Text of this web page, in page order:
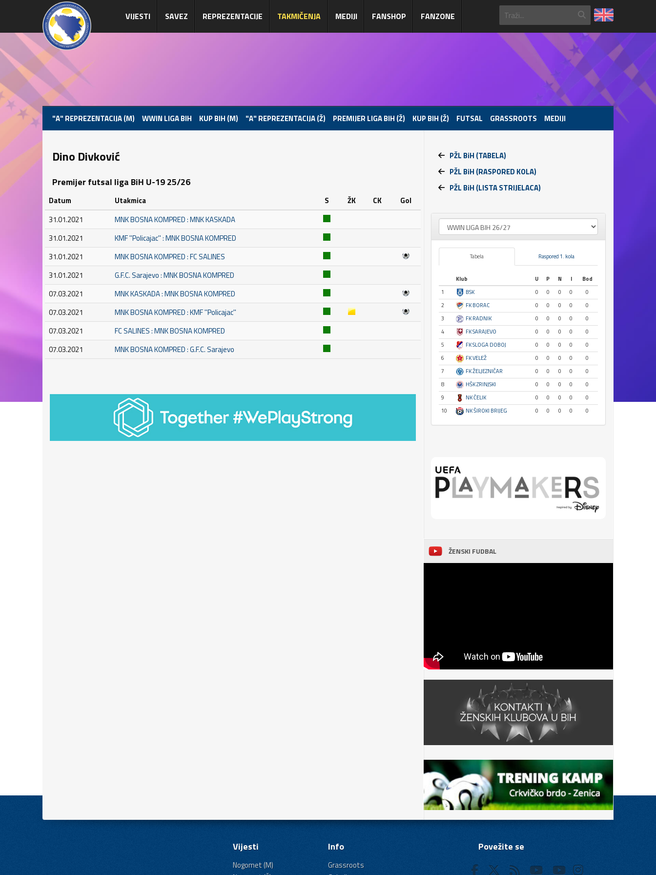
VIJESTI SAVEZ REPREZENTACIJE TAKMIČENJA MEDIJI FANSHOP FANZONE
"A" REPREZENTACIJA (M) WWIN LIGA BIH KUP BIH (M) "A" REPREZENTACIJA (Ž) PREMIJER LIGA BIH (Ž) KUP BIH (Ž) FUTSAL GRASSROOTS MEDIJI
Dino Divković
Premijer futsal liga BiH U-19 25/26
Datum Utakmica S ŽK CK
Gol
31.01.2021
MNK BOSNA KOMPRED : MNK KASKADA
31.01.2021
KMF ''Policajac'' : MNK BOSNA KOMPRED
31.01.2021
MNK BOSNA KOMPRED : FC SALINES
31.01.2021
G.F.C. Sarajevo : MNK BOSNA KOMPRED
07.03.2021
MNK KASKADA : MNK BOSNA KOMPRED
07.03.2021
MNK BOSNA KOMPRED : KMF ''Policajac''
07.03.2021
FC SALINES : MNK BOSNA KOMPRED
07.03.2021
MNK BOSNA KOMPRED : G.F.C. Sarajevo
PŽL BiH (TABELA)
PŽL BiH (RASPORED KOLA)
PŽL BiH (LISTA STRIJELACA)
Tabela Raspored 1. kola
Klub U P N I
Bod
1
BSK 0 0 0 0
0
2
FK BORAC 0 0 0 0
0
3
FK RADNIK 0 0 0 0
0
4
FK SARAJEVO 0 0 0 0
0
5
FK SLOGA DOBOJ 0 0 0 0
0
6
FK VELEŽ 0 0 0 0
0
7
FK ŽELJEZNIČAR 0 0 0 0
0
8
HŠK ZRINJSKI 0 0 0 0
0
9
NK ČELIK 0 0 0 0
0
10
NK ŠIROKI BRIJEG 0 0 0 0 0
ŽENSKI FUDBAL
Vijesti
Nogomet (M)
Info
Grassroots
Povežite se